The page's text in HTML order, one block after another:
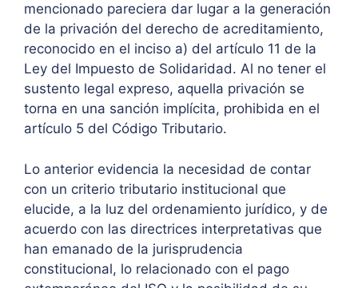
mencionado pareciera dar lugar a la generación
de la privación del derecho de acreditamiento,
reconocido en el inciso a) del artículo 11 de la
Ley del Impuesto de Solidaridad. Al no tener el
sustento legal expreso, aquella privación se
torna en una sanción implícita, prohibida en el
artículo 5 del Código Tributario.
Lo anterior evidencia la necesidad de contar
con un criterio tributario institucional que
elucide, a la luz del ordenamiento jurídico, y de
acuerdo con las directrices interpretativas que
han emanado de la jurisprudencia
constitucional, lo relacionado con el pago